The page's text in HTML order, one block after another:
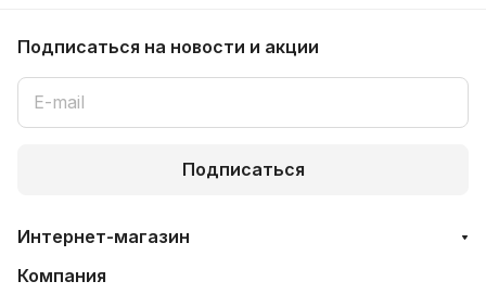
Подписаться на новости и акции
Подписаться
Интернет-магазин
Компания